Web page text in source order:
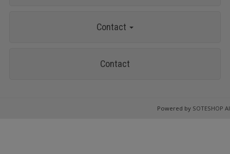
Contact
Contact
Powered by SOTESHOP AI